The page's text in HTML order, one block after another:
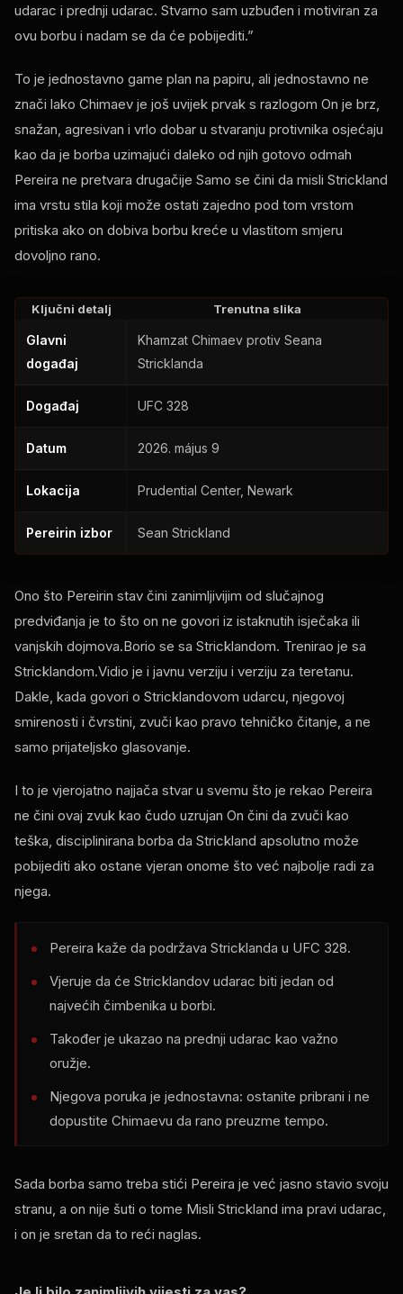
udarac i prednji udarac. Stvarno sam uzbuđen i motiviran za
ovu borbu i nadam se da će pobijediti.”
To je jednostavno game plan na papiru, ali jednostavno ne
znači lako Chimaev je još uvijek prvak s razlogom On je brz,
snažan, agresivan i vrlo dobar u stvaranju protivnika osjećaju
kao da je borba uzimajući daleko od njih gotovo odmah
Pereira ne pretvara drugačije Samo se čini da misli Strickland
ima vrstu stila koji može ostati zajedno pod tom vrstom
pritiska ako on dobiva borbu kreće u vlastitom smjeru
dovoljno rano.
Ključni detalj Trenutna slika
Glavni
događaj
Khamzat Chimaev protiv Seana
Stricklanda
Događaj UFC 328
Datum 2026. május 9
Lokacija Prudential Center, Newark
Pereirin izbor Sean Strickland
Ono što Pereirin stav čini zanimljivijim od slučajnog
predviđanja je to što on ne govori iz istaknutih isječaka ili
vanjskih dojmova.Borio se sa Stricklandom. Trenirao je sa
Stricklandom.Vidio je i javnu verziju i verziju za teretanu.
Dakle, kada govori o Stricklandovom udarcu, njegovoj
smirenosti i čvrstini, zvuči kao pravo tehničko čitanje, a ne
samo prijateljsko glasovanje.
I to je vjerojatno najjača stvar u svemu što je rekao Pereira
ne čini ovaj zvuk kao čudo uzrujan On čini da zvuči kao
teška, disciplinirana borba da Strickland apsolutno može
pobijediti ako ostane vjeran onome što već najbolje radi za
njega.
Pereira kaže da podržava Stricklanda u UFC 328.
Vjeruje da će Stricklandov udarac biti jedan od
najvećih čimbenika u borbi.
Također je ukazao na prednji udarac kao važno
oružje.
Njegova poruka je jednostavna: ostanite pribrani i ne
dopustite Chimaevu da rano preuzme tempo.
Sada borba samo treba stići Pereira je već jasno stavio svoju
stranu, a on nije šuti o tome Misli Strickland ima pravi udarac,
i on je sretan da to reći naglas.